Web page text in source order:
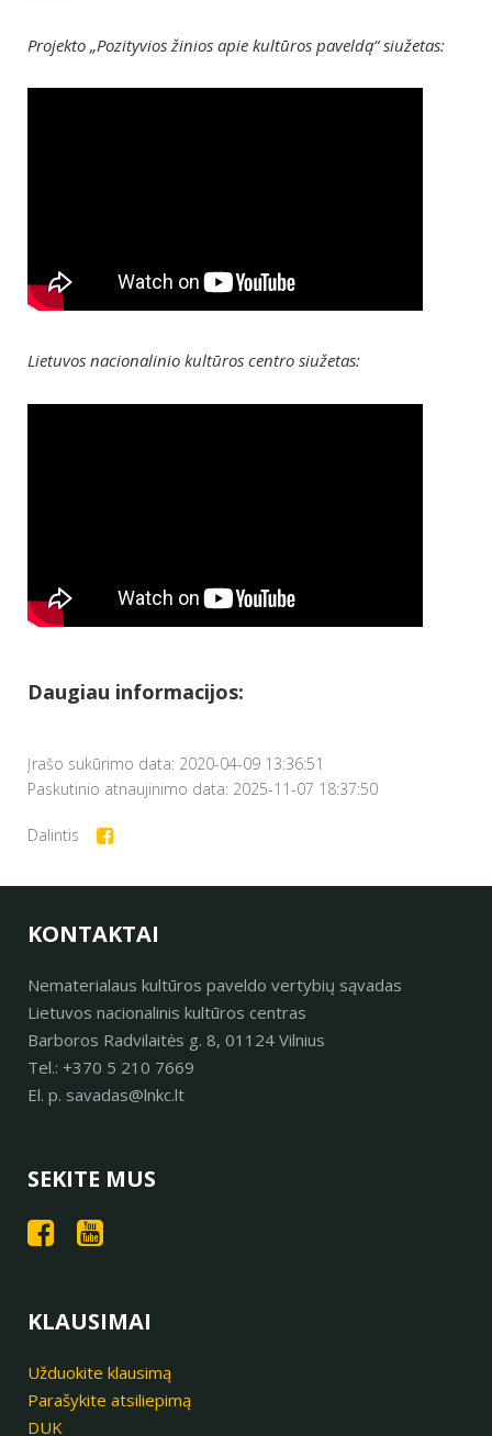
Projekto „Pozityvios žinios apie kultūros paveldą“ siužetas:
Lietuvos nacionalinio kultūros centro siužetas:
Daugiau informacijos:
Įrašo sukūrimo data: 2020-04-09 13:36:51
Paskutinio atnaujinimo data: 2025-11-07 18:37:50
Dalintis
KONTAKTAI
Nematerialaus kultūros paveldo vertybių sąvadas
Lietuvos nacionalinis kultūros centras
Barboros Radvilaitės g. 8, 01124 Vilnius
Tel.: +370 5 210 7669
El. p. savadas@lnkc.lt
SEKITE MUS
KLAUSIMAI
Užduokite klausimą
Parašykite atsiliepimą
DUK